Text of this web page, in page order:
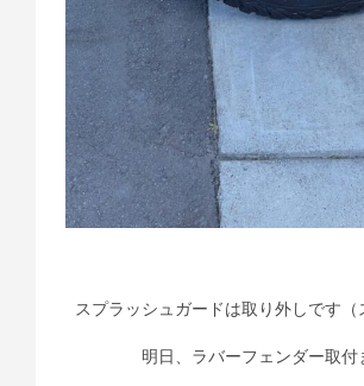
スプラッシュガードは取り外しです（
明日、ラバーフェンダー取付